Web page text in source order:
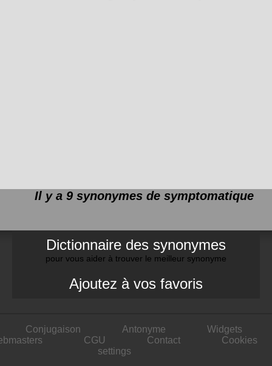
Il y a 9 synonymes de symptomatique
Dictionnaire des synonymes
pour vous aider à trouver le meilleur synonyme
Ajoutez à vos favoris
Conjugaison Antonyme
Widgets
CGU Contact
Cookies
settings